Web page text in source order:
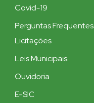
Covid-19
Perguntas Frequentes
Licitações
Leis Municipais
Ouvidoria
E-SIC